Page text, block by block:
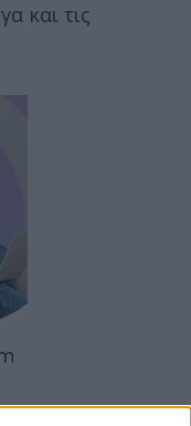
και τις